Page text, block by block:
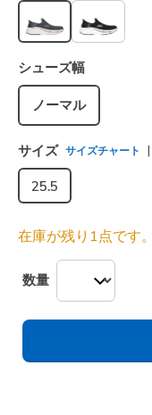
選択されました
シューズ幅
ノーマル
サイズ サイズチャート
25.5
在庫が残り1点です。
数量